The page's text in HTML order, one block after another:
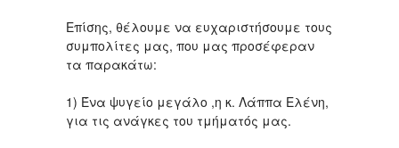
Επίσης, θέλουμε να ευχαριστήσουμε τους
συμπολίτες μας, που μας προσέφεραν
τα παρακάτω:
1) Ένα ψυγείο μεγάλο ,η κ. Λάππα Ελένη,
για τις ανάγκες του τμήματός μας.